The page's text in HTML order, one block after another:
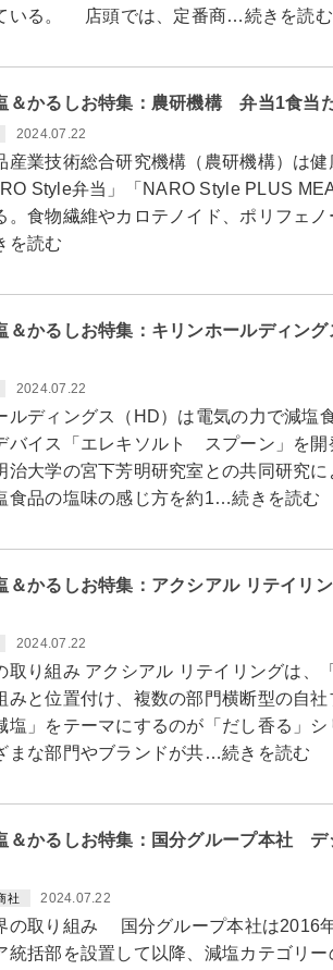
いる。 店頭では、定番商…続きを読む
＆かるしお特集：農研機構 弁当1食当
2024.07.22
業技術総合研究機構（農研機構）は健
Style弁当」「NARO Style PLUS
。食物繊維やカロテノイド、ポリフェ
を読む
＆かるしお特集：キリンホールディン
2024.07.22
ディングス（HD）は電気の力で減塩
バイス「エレキソルト スプーン」を開
治大学の宮下芳明研究室との共同研究
食品の塩味の感じ方を約1…続きを読む
＆かるしお特集：アクシアル リテイリ
2024.07.22
り組み アクシアル リテイリングは、
みと位置付け、複数の部門横断型の自社
塩」をテーマにするのが「だし香る」
まな部門やブランドが共…続きを読む
＆かるしお特集：国分グループ本社 デ
社 2024.07.22
取り組み 国分グループ本社は2016年
統括部を設置して以降、減塩カテゴリ